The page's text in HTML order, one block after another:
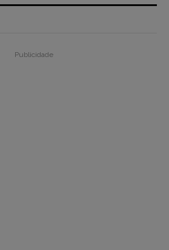
Publicidade